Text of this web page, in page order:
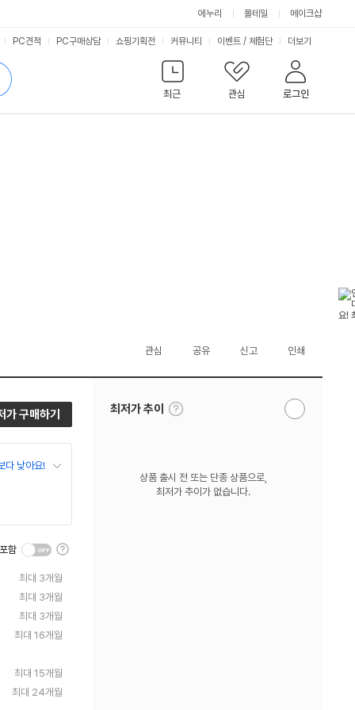
에누리 몰테일 메이크샵
최근
관심 로그인
PC견적 PC구매상담 쇼핑기획전 커뮤니티 이벤트 / 체험단 서
비
스
더보기
관심 공유 신고 인쇄
가 구매하기
다 낮아요!
함
툴
팁
보
기
최대 3개월
최대 3개월
최대 3개월
최대 16개월
최대 15개월
최대 24개월
최저가 추이
툴
팁
알
상품 출시 전 또는 단종 상품으로,
최저가 추이가 없습니다.